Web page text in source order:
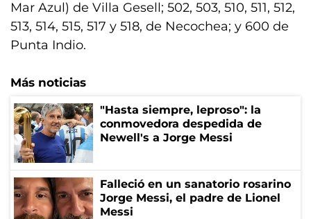
Mar Azul) de Villa Gesell; 502, 503, 510, 511, 512,
513, 514, 515, 517 y 518, de Necochea; y 600 de
Punta Indio.
Más noticias
"Hasta siempre, leproso": la
conmovedora despedida de
Newell's a Jorge Messi
Falleció en un sanatorio rosarino
Jorge Messi, el padre de Lionel
Messi